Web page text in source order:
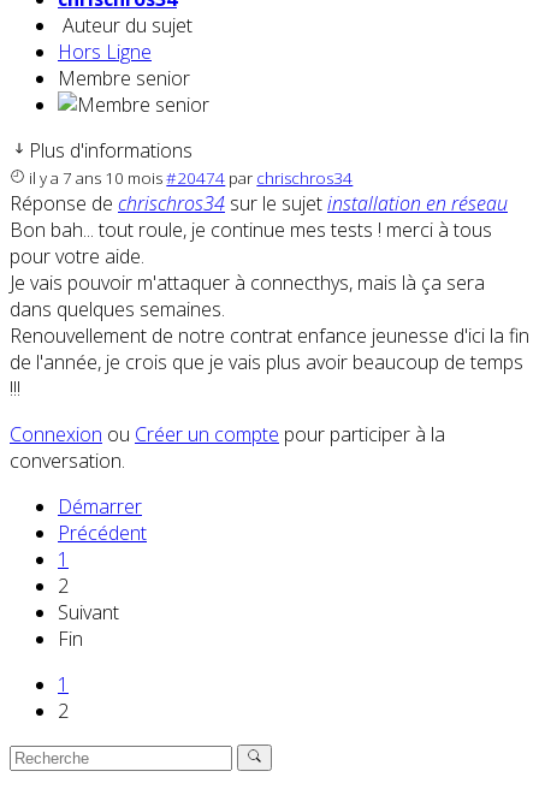
Auteur du sujet
Hors Ligne
Membre senior
Plus d'informations
il y a 7 ans 10 mois#20474 par chrischros34
Réponse de chrischros34 sur le sujetinstallation en réseau
Bon bah... tout roule, je continue mes tests ! merci à tous
pour votre aide.
Je vais pouvoir m'attaquer à connecthys, mais là ça sera
dans quelques semaines.
Renouvellement de notre contrat enfance jeunesse d'ici la fin
de l'année, je crois que je vais plus avoir beaucoup de temps
!!!
Connexion ou Créer un compte pour participer à la
conversation.
Démarrer
Précédent
1
2
Suivant
Fin
1
2